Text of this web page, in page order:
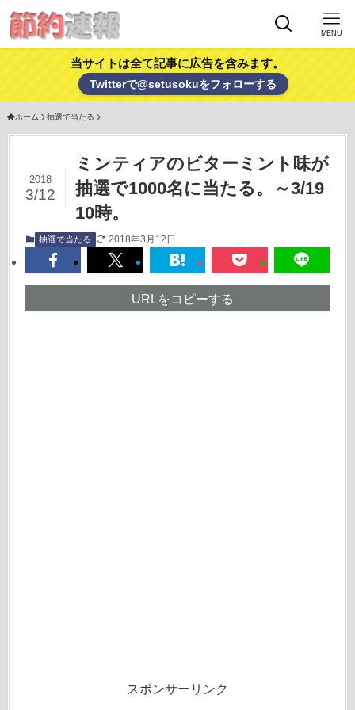
MENU
当サイトは全て記事に広告を含みます。
Twitterで@setusokuをフォローする
ホーム 抽選で当たる
ミンティアのビターミント味が
抽選で1000名に当たる。～3/19
10時。
2018
3/12
抽選で当たる 2018年3月12日
URLをコピーする
スポンサーリンク